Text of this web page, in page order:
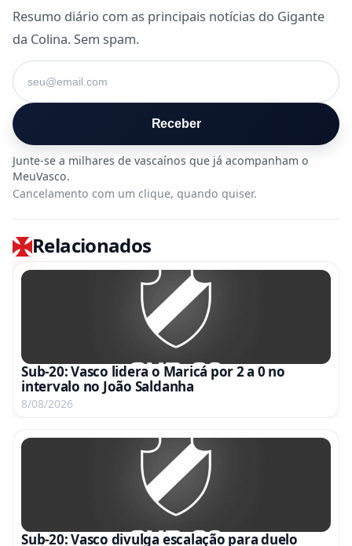
Resumo diário com as principais notícias do Gigante
da Colina. Sem spam.
Seu e-mail
Receber
Cancelamento com um clique, quando quiser.
Relacionados
Sub-20: Vasco lidera o Maricá por 2 a 0 no
intervalo no João Saldanha
8/08/2026
Sub-20: Vasco divulga escalação para duelo